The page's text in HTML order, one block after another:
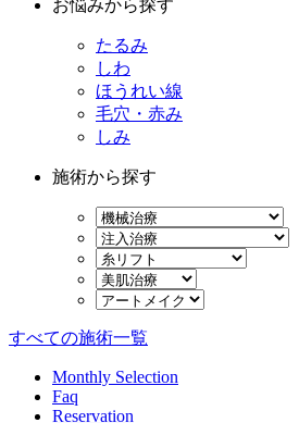
お悩みから探す
たるみ
しわ
ほうれい線
毛穴・赤み
しみ
施術から探す
すべての施術一覧
Monthly Selection
Faq
Reservation